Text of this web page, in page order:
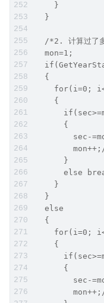
    }
  }
/*2. 计算过了
  mon=1;
  {
for(i=0;
    {
      {
sec-
      }
else
    }
  }
  else
  {
for(i=0;
    {
      {
sec-